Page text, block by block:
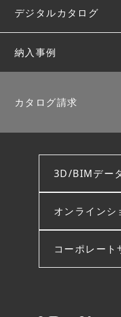
デジタルカタログ
納入事例
カタログ請求
3D/BIMデー
オンラインシ
コーポレート